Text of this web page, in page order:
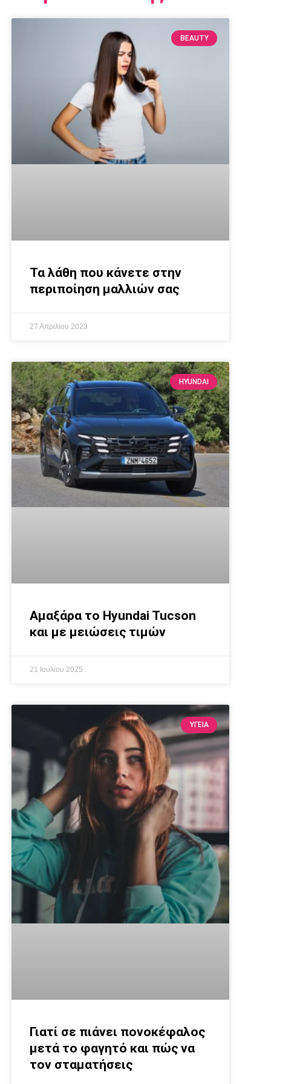
BEAUTY
Τα λάθη που κάνετε στην
περιποίηση μαλλιών σας
27 Απριλίου 2023
HYUNDAI
Αμαξάρα το Hyundai Tucson
και με μειώσεις τιμών
21 Ιουλίου 2025
ΥΓΕΙΑ
Γιατί σε πιάνει πονοκέφαλος
μετά το φαγητό και πώς να
τον σταματήσεις